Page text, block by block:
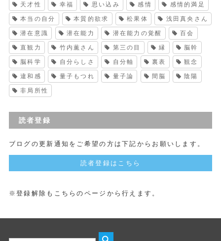
天才性 幸福 思い込み 感情 感情的満足
本当の自分 本質的欲求 松果体 浅田真央さん
潜在意識 潜在能力 潜在能力の覚醒 百会
直観力 竹内薫さん 第三の目 縁 脳幹
脳科学 自分らしさ 自分軸 裏表 観念
違和感 量子もつれ 量子論 間脳 陰陽
非局所性
読者登録
ブログの更新通知をご希望の方は下記からお願いします。
読者登録はこちら
※登録解除もこちらのページから行えます。